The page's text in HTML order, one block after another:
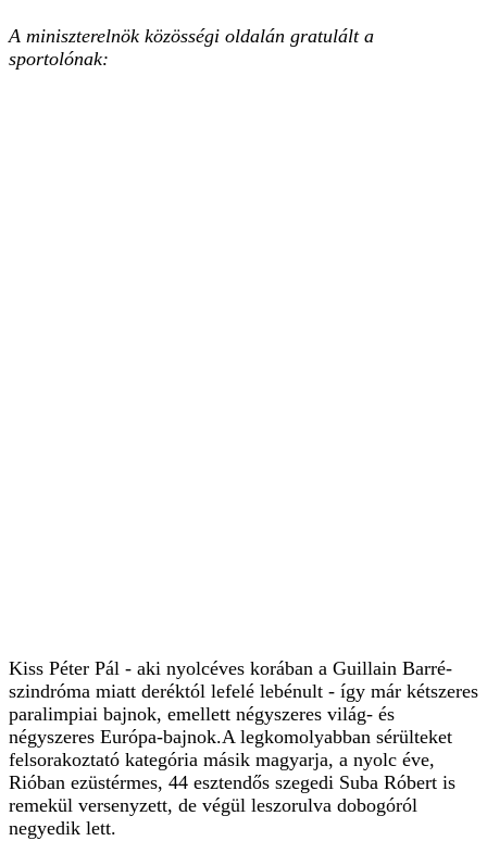
A miniszterelnök közösségi oldalán gratulált a
sportolónak:
Kiss Péter Pál - aki nyolcéves korában a Guillain Barré-
szindróma miatt deréktól lefelé lebénult - így már kétszeres
paralimpiai bajnok, emellett négyszeres világ- és
négyszeres Európa-bajnok.A legkomolyabban sérülteket
felsorakoztató kategória másik magyarja, a nyolc éve,
Rióban ezüstérmes, 44 esztendős szegedi Suba Róbert is
remekül versenyzett, de végül leszorulva dobogóról
negyedik lett.